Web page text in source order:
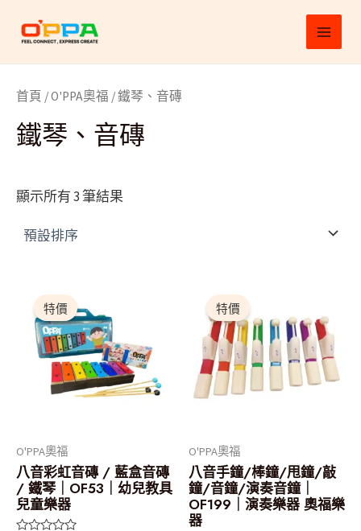
首頁 /O'PPA奧福 / 鐵琴、音磚
鐵琴、音磚
顯示所有 3 筆結果
特價
O'PPA奧福
八音彩虹音磚 / 藍盒音磚
/ 鐵琴｜OF53｜幼兒教具
兒童樂器
始
價
格：
$1,180.00。$1,062.00。
特價
O'PPA奧福
八音手鐘/棒鐘/甩鐘/敲
鐘/音鐘/演奏音鐘｜
OF199｜演奏樂器 奧福樂
器
始
價
格：
$2,700.00。
價
格：
$2,430.00。